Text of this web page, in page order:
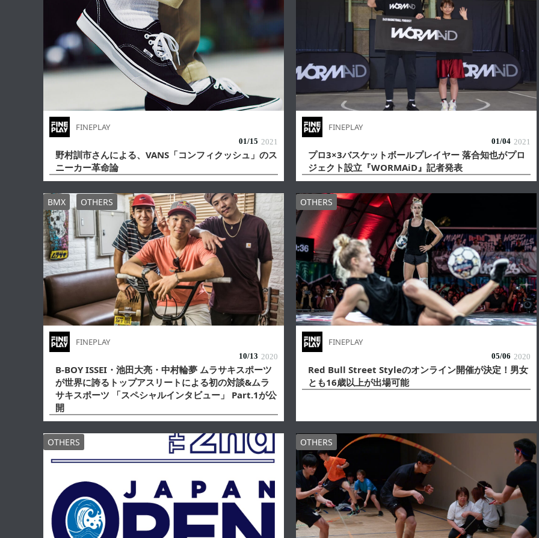
FINEPLAY
01/15 2021
野村訓市さんによる、VANS「コンフィクッシュ」のス
ニーカー革命論
FINEPLAY
01/04 2021
プロ3×3バスケットボールプレイヤー 落合知也がプロ
ジェクト設立『WORMAiD』記者発表
BMX OTHERS
FINEPLAY
10/13 2020
B-BOY ISSEI・池田大亮・中村輪夢 ムラサキスポーツ
が世界に誇るトップアスリートによる初の対談&ムラ
サキスポーツ 「スペシャルインタビュー」 Part.1が公
開
OTHERS
FINEPLAY
05/06 2020
Red Bull Street Styleのオンライン開催が決定！男女
とも16歳以上が出場可能
OTHERS OTHERS